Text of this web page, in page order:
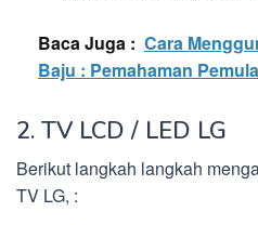
Baca Juga : Cara
Baju : Pemahaman Pemula
2. TV LCD / LED LG
Berikut langkah langkah
TV LG, :